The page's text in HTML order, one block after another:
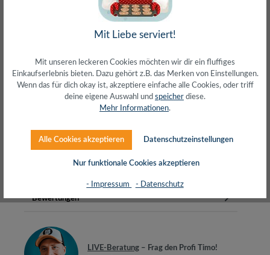
kostenlos und persönlich
Über 20+ Jahre Erfahrung
wir wissen von was wir sprechen
BiegeradiusGeeignet für 10-Gi…
Bewertungen
LIVE-Beratung – Frag den Profi Timo!
Mit Liebe serviert!
Mit unseren leckeren Cookies möchten wir dir ein fluffiges
Einkaufserlebnis bieten. Dazu gehört z.B. das Merken von Einstellungen.
Wenn das für dich okay ist, akzeptiere einfache alle Cookies, oder triff
deine eigene Auswahl und speicher diese.
Mehr Informationen.
Alle Cookies akzeptieren Datenschutzeinstellungen
Nur funktionale Cookies akzeptieren
- Impressum - Datenschutz